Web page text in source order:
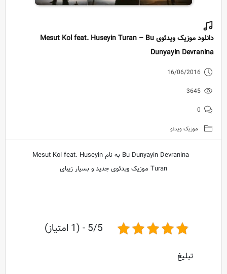
دانلود موزیک ویدئوی Mesut Kol feat. Huseyin Turan – Bu
Dunyayin Devranina
16/06/2016
3645
0
موزیک ویدئو
Bu Dunyayin Devranina به نام Mesut Kol feat. Huseyin
Turan موزیک ویدئوی جدید و بسیار زیبای
5/5 - (1 امتیاز)
تبلیغ